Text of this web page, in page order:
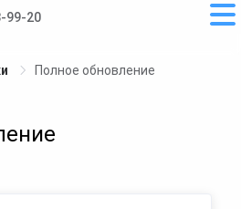
99-20
Полное обновление